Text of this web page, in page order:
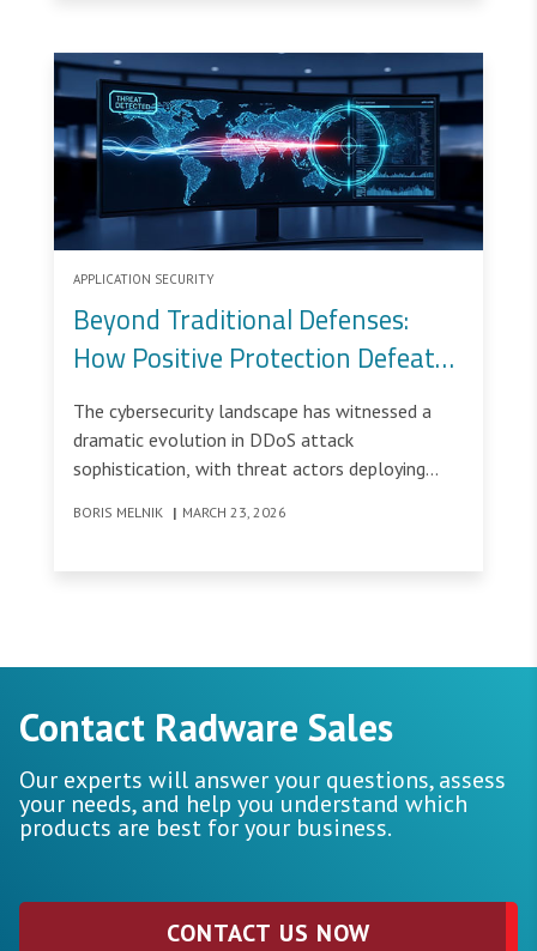
APPLICATION SECURITY
Beyond Traditional Defenses:
How Positive Protection Defeats
Randomized HTTPS Flood
Attacks
The cybersecurity landscape has witnessed a
dramatic evolution in DDoS attack
sophistication, with threat actors deploying
traditional security measures.
BORIS MELNIK | MARCH 23, 2026
Contact Radware Sales
Our experts will answer your questions, assess
your needs, and help you understand which
products are best for your business.
CONTACT US NOW